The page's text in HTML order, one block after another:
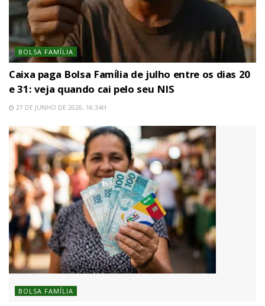
BOLSA FAMÍLIA
Caixa paga Bolsa Família de julho entre os dias 20
e 31: veja quando cai pelo seu NIS
27 DE JUNHO DE 2026, 16:34H
BOLSA FAMÍLIA